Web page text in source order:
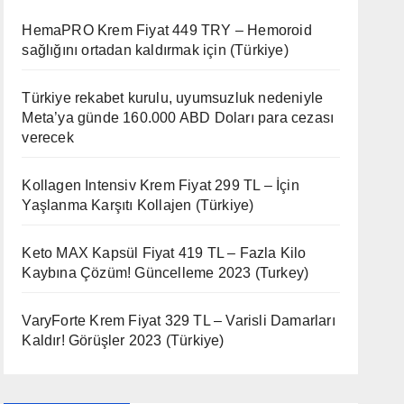
HemaPRO Krem Fiyat 449 TRY – Hemoroid
sağlığını ortadan kaldırmak için (Türkiye)
Türkiye rekabet kurulu, uyumsuzluk nedeniyle
Meta’ya günde 160.000 ABD Doları para cezası
verecek
Kollagen Intensiv Krem Fiyat 299 TL – İçin
Yaşlanma Karşıtı Kollajen (Türkiye)
Keto MAX Kapsül Fiyat 419 TL – Fazla Kilo
Kaybına Çözüm! Güncelleme 2023 (Turkey)
VaryForte Krem Fiyat 329 TL – Varisli Damarları
Kaldır! Görüşler 2023 (Türkiye)